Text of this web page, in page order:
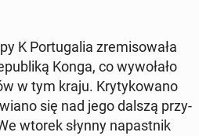
K Por­tu­ga­lia zre­mi­so­wa­ła
Konga, co wy­wo­ła­ło
w tym kraju. Kry­ty­ko­wa­no
się nad jego dalszą przy­
wtorek słynny na­past­nik